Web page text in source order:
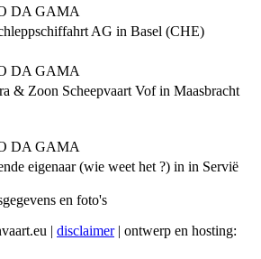
DA GAMA
AG in Basel (CHE)
DA GAMA
& Zoon Scheepvaart Vof in Maasbracht
DA GAMA
eigenaar (wie weet het ?) in in Servië
en foto's
| disclaimer | ontwerp en hosting: